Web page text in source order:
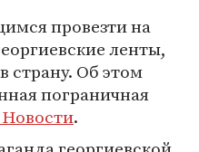
провезти на
ленты,
страну. Об этом
пограничная
.